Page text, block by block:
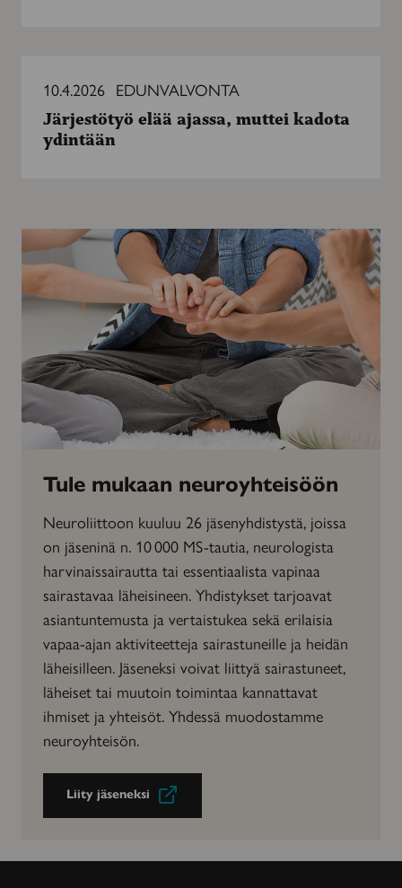
elää
ajassa,
muttei
kadota
10.4.2026 EDUNVALVONTA
Järjestötyö elää ajassa, muttei kadota
ydintään
Tule mukaan neuroyhteisöön
Neuroliittoon kuuluu 26 jäsenyhdistystä, joissa
on jäseninä n. 10 000 MS-tautia, neurologista
harvinaissairautta tai essentiaalista vapinaa
sairastavaa läheisineen. Yhdistykset tarjoavat
asiantuntemusta ja vertaistukea sekä erilaisia
vapaa-ajan aktiviteetteja sairastuneille ja heidän
läheisilleen. Jäseneksi voivat liittyä sairastuneet,
läheiset tai muutoin toimintaa kannattavat
ihmiset ja yhteisöt. Yhdessä muodostamme
neuroyhteisön.
Liity jäseneksi